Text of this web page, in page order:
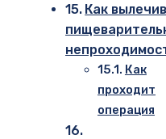
Как
Как
проходит
операция